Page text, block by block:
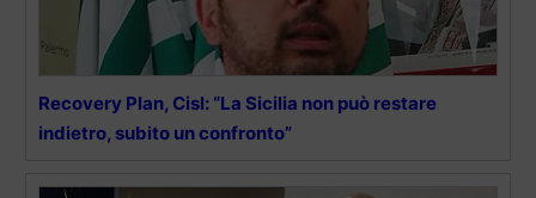
Recovery Plan, Cisl: “La Sicilia non può restare
indietro, subito un confronto”